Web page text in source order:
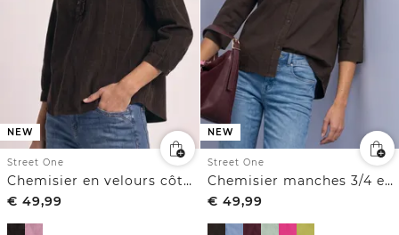
NEW
Street One
Chemisier en velours côtelé à volants
€ 49,99
NEW
Street One
Chemisier manches 3/4 en velours côtelé texturé
€ 49,99